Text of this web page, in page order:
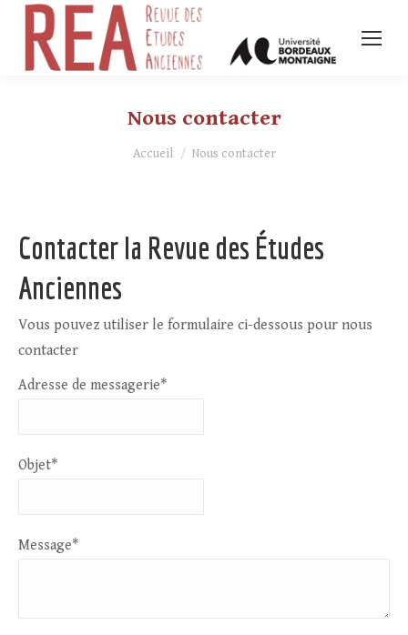
Nous contacter
Vous êtes ici :
Accueil Nous contacter
Contacter la Revue des Études
Anciennes
Vous pouvez utiliser le formulaire ci-dessous pour nous
contacter
Adresse de messagerie*
Objet*
Message*